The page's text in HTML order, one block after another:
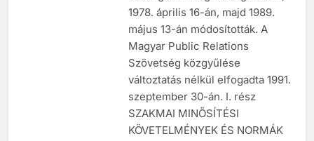
szövegezte meg Portugáliában,
1978. április 16-án, majd 1989.
május 13-án módosították. A
Magyar Public Relations
Szövetség közgyűlése
változtatás nélkül elfogadta 1991.
szeptember 30-án. I. rész
SZAKMAI MINŐSÍTÉSI